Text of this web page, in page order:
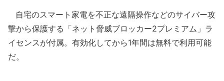
自宅のスマート家電を不正な遠隔操作などのサイバー攻
撃から保護する「ネット脅威ブロッカー2プレミアム」ラ
イセンスが付属。有効化してから1年間は無料で利用可能
だ。